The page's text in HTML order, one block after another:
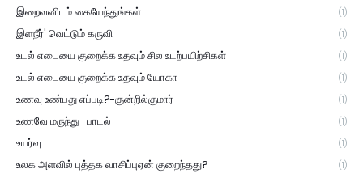
இறைவனிடம் கையேந்துங்கள் (1)
இளநீர்' வெட்டும் கருவி (1)
உடல் எடையை குறைக்க உதவும் சில உடற்பயிற்சிகள் (1)
உடல் எடையை குறைக்க உதவும் யோகா (1)
உணவு உண்பது எப்படி?-குன்றில்குமார் (1)
உணவே மருந்து- பாடல் (1)
உயர்வு (1)
உலக அளவில் புத்தக வாசிப்புஏன் குறைந்தது? (1)